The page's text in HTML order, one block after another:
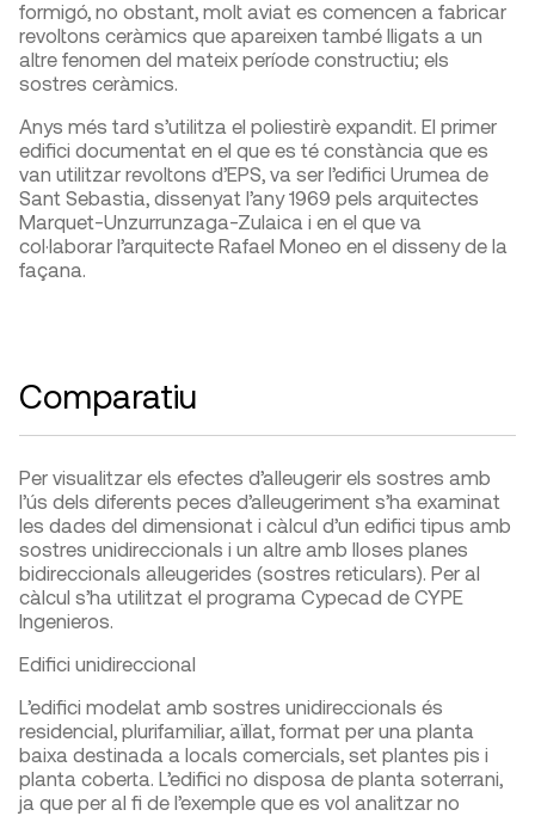
formigó, no obstant, molt aviat es comencen a fabricar
revoltons ceràmics que apareixen també lligats a un
altre fenomen del mateix període constructiu; els
sostres ceràmics.
Anys més tard s’utilitza el poliestirè expandit. El primer
edifici documentat en el que es té constància que es
van utilitzar revoltons d’EPS, va ser l’edifici Urumea de
Sant Sebastia, dissenyat l’any 1969 pels arquitectes
Marquet-Unzurrunzaga-Zulaica i en el que va
col·laborar l’arquitecte Rafael Moneo en el disseny de la
façana.
Comparatiu
Per visualitzar els efectes d’alleugerir els sostres amb
l’ús dels diferents peces d’alleugeriment s’ha examinat
les dades del dimensionat i càlcul d’un edifici tipus amb
sostres unidireccionals i un altre amb lloses planes
bidireccionals alleugerides (sostres reticulars). Per al
càlcul s’ha utilitzat el programa Cypecad de CYPE
Ingenieros.
Edifici unidireccional
L’edifici modelat amb sostres unidireccionals és
residencial, plurifamiliar, aïllat, format per una planta
baixa destinada a locals comercials, set plantes pis i
planta coberta. L’edifici no disposa de planta soterrani,
ja que per al fi de l’exemple que es vol analitzar no